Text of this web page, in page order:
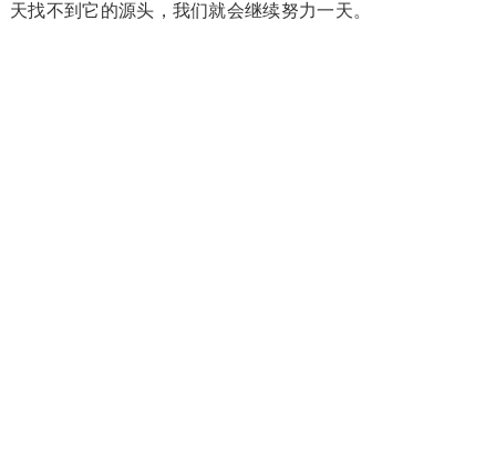
天找不到它的源头，我们就会继续努力一天。